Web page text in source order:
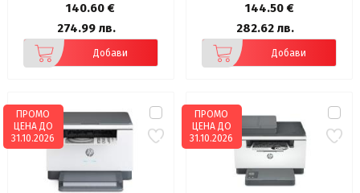
140.60 €
274.99 лв.
Добави
144.50 €
282.62 лв.
Добави
ПРОМО
ЦЕНА ДО
31.10.2026
ПРОМО
ЦЕНА ДО
31.10.2026